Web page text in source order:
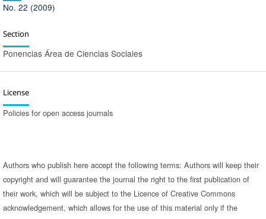
No. 22 (2009)
Section
Ponencias Área de Ciencias Sociales
License
Policies for open access journals
Authors who publish here accept the following terms: Authors will keep their
copyright and will guarantee the journal the right to the first publication of
their work, which will be subject to the Licence of Creative Commons
acknowledgement, which allows for the use of this material only if the